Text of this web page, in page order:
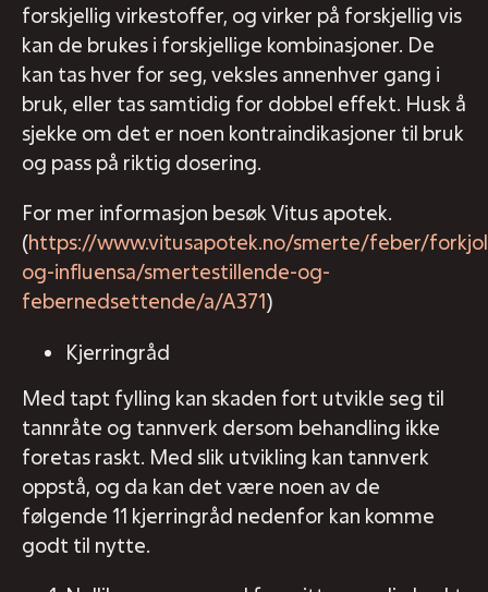
forskjellig virkestoffer, og virker på forskjellig vis
kan de brukes i forskjellige kombinasjoner. De
kan tas hver for seg, veksles annenhver gang i
bruk, eller tas samtidig for dobbel effekt. Husk å
sjekke om det er noen kontraindikasjoner til bruk
og pass på riktig dosering.
For mer informasjon besøk Vitus apotek.
(https://www.vitusapotek.no/smerte/feber/
og-influensa/smertestillende-og-
febernedsettende/a/A371)
Kjerringråd
Med tapt fylling kan skaden fort utvikle seg til
tannråte og tannverk dersom behandling ikke
foretas raskt. Med slik utvikling kan tannverk
oppstå, og da kan det være noen av de
følgende 11 kjerringråd nedenfor kan komme
godt til nytte.